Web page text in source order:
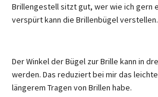
Brillengestell sitzt gut, wer wie ich gern
verspürt kann die Brillenbügel verstellen.
Der Winkel der Bügel zur Brille kann in
werden. Das reduziert bei mir das
längerem Tragen von Brillen habe.